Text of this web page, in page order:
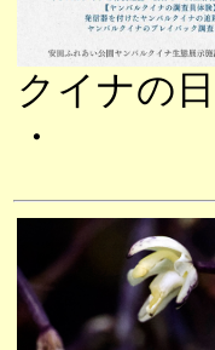
クイナの
・